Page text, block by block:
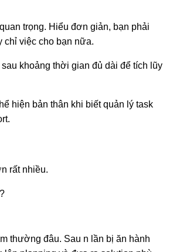
trọng. Hiểu đơn giản, bạn phải
chỉ việc cho bạn nữa.
khoảng thời gian đủ dài để tích lũy
hiện bản thân khi biết quản lý task
rất nhiều.
thường đâu. Sau n lần bị ăn hành